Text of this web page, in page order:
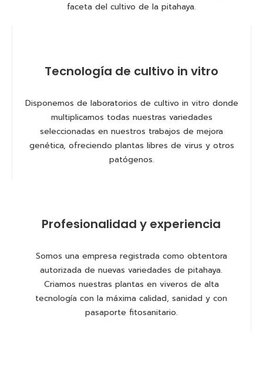
faceta del cultivo de la pitahaya.
Tecnología de cultivo in vitro
Disponemos de laboratorios de cultivo in vitro donde
multiplicamos todas nuestras variedades
seleccionadas en nuestros trabajos de mejora
genética, ofreciendo plantas libres de virus y otros
patógenos.
Profesionalidad y experiencia
Somos una empresa registrada como obtentora
autorizada de nuevas variedades de pitahaya.
Criamos nuestras plantas en viveros de alta
tecnología con la máxima calidad, sanidad y con
pasaporte fitosanitario.